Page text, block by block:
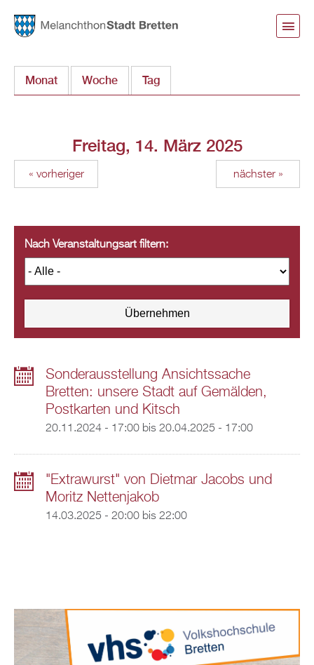
Monat Woche Tag
Freitag, 14. März 2025
« vorheriger nächster »
Nach Veranstaltungsart filtern:
Sonderausstellung Ansichtssache
Bretten: unsere Stadt auf Gemälden,
Postkarten und Kitsch
20.11.2024 - 17:00bis 20.04.2025 - 17:00
"Extrawurst" von Dietmar Jacobs und
Moritz Nettenjakob
14.03.2025 - 20:00bis 22:00